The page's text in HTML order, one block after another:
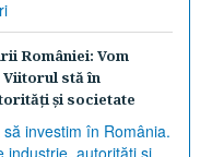
României: Vom
Viitorul stă în
şi societate